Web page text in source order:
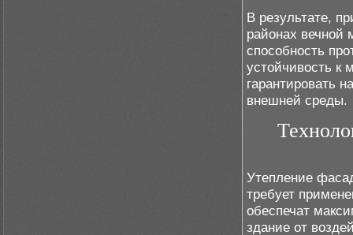
В результате,
районах вечной
способность
устойчивость к
гарантировать
внешней среды.
Утепление
требует
обеспечат
здание от